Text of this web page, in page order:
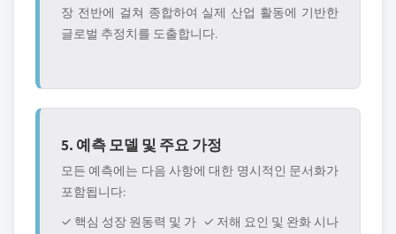
장 전반에 걸쳐 종합하여 실제 산업 활동에 기반한
글로벌 추정치를 도출합니다.
5. 예측 모델 및 주요 가정
모든 예측에는 다음 사항에 대한 명시적인 문서화가
포함됩니다:
✓ 핵심 성장 원동력 및 가 ✓ 저해 요인 및 완화 시나